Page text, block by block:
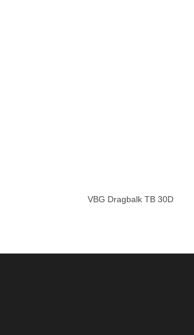
VBG Dragbalk TB 30D